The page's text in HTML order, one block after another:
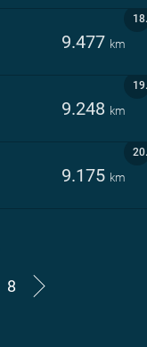
18.
9.477 km
19.
9.248 km
20.
9.175 km
8